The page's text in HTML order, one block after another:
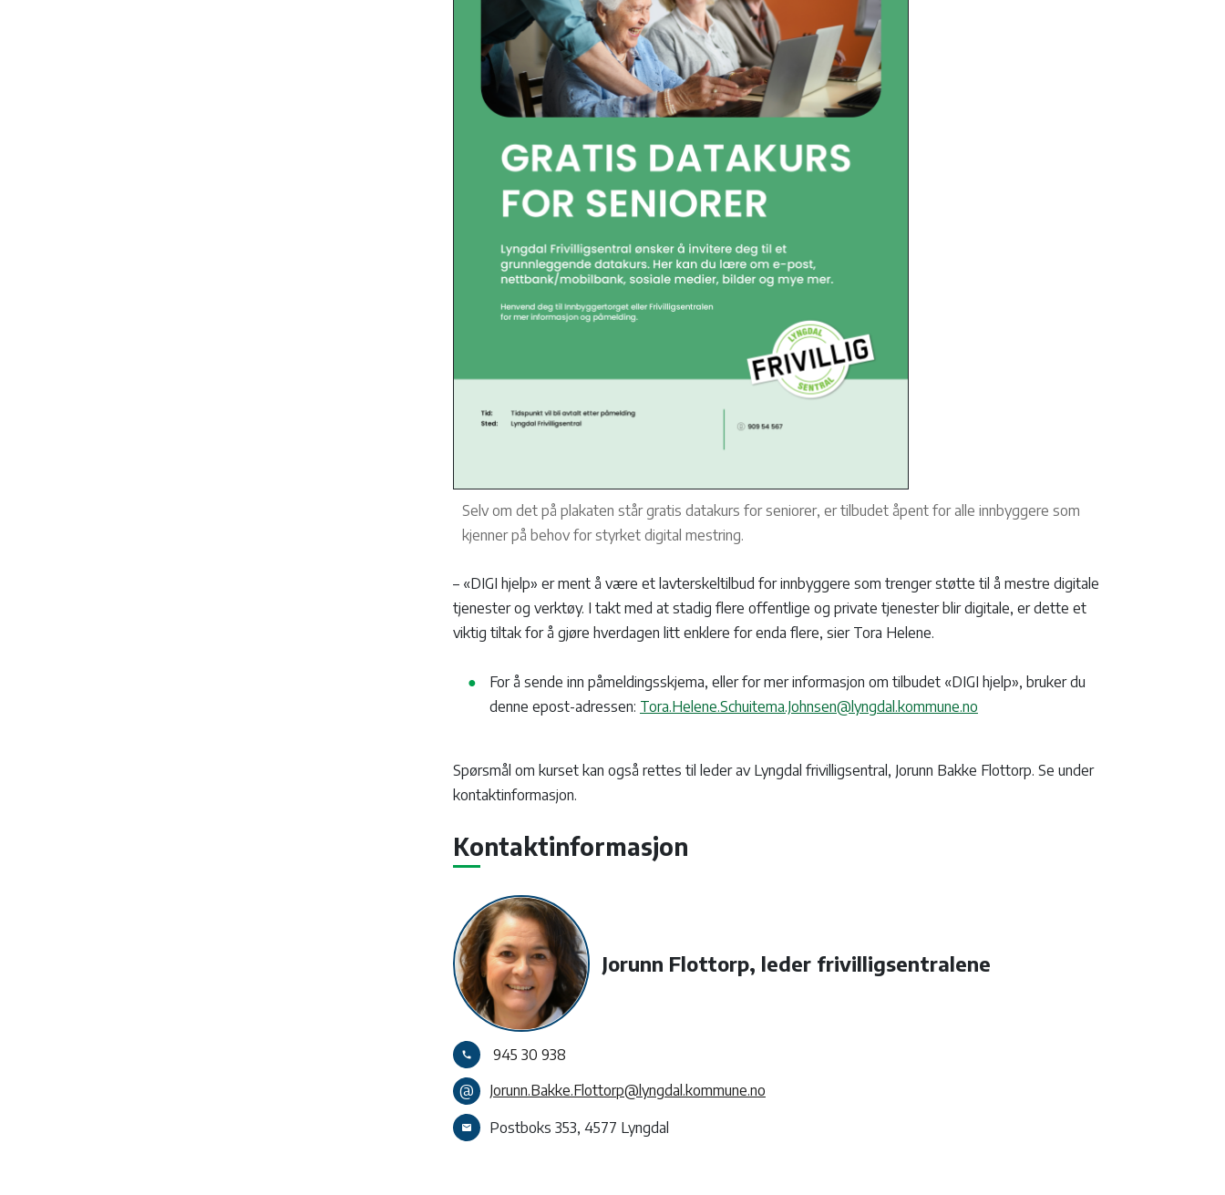
Selv om det på plakaten står gratis datakurs for seniorer, er tilbudet åpent for alle innbyggere som
kjenner på behov for styrket digital mestring.
– «DIGI hjelp» er ment å være et lavterskeltilbud for innbyggere som trenger støtte til å mestre digitale
tjenester og verktøy. I takt med at stadig flere offentlige og private tjenester blir digitale, er dette et
viktig tiltak for å gjøre hverdagen litt enklere for enda flere, sier Tora Helene.
For å sende inn påmeldingsskjema, eller for mer informasjon om tilbudet «DIGI hjelp», bruker du
denne epost-adressen: Tora.Helene.Schuitema.Johnsen@lyngdal.kommune.no
Spørsmål om kurset kan også rettes til leder av Lyngdal frivilligsentral, Jorunn Bakke Flottorp. Se under
kontaktinformasjon.
Kontaktinformasjon
Jorunn Flottorp, leder frivilligsentralene
call
945 30 938
@
Jorunn.Bakke.Flottorp@lyngdal.kommune.no
email Postboks 353, 4577 Lyngdal